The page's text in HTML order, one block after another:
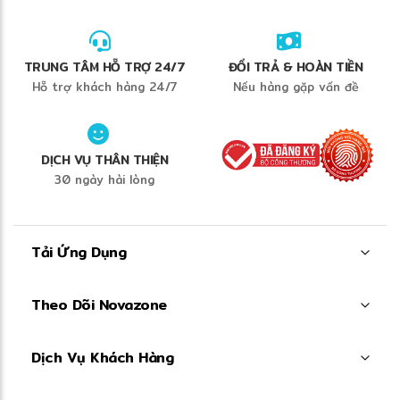
TRUNG TÂM HỖ TRỢ 24/7
Hỗ trợ khách hàng 24/7
ĐỔI TRẢ & HOÀN TIỀN
Nếu hàng gặp vấn đề
DỊCH VỤ THÂN THIỆN
30 ngày hài lòng
Tải Ứng Dụng
Theo Dõi Novazone
Dịch Vụ Khách Hàng